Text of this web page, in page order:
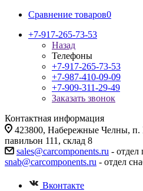
Сравнение товаров0
+7-917-265-73-53
Назад
Телефоны
+7-917-265-73-53
+7-987-410-09-09
+7-909-311-29-49
Заказать звонок
Контактная информация
423800, Набережные Челны, п.
павильон 111, склад 8
sales@carcomponents.ru - отдел
snab@carcomponents.ru - отдел
Вконтакте